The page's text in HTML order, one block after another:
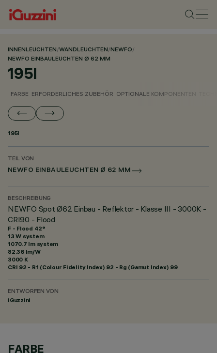
INNENLEUCHTEN/WANDLEUCHTEN/NEWFO/
NEWFO EINBAULEUCHTEN Ø 62 MM
195I
FARBE ERFORDERLICHES ZUBEHÖR OPTIONALE KOMPONENTEN
195I
TEIL VON
NEWFO EINBAULEUCHTEN Ø 62 MM
BESCHREIBUNG
NEWFO Spot Ø62 Einbau - Reflektor - Klasse III - 3000K -
CRI90 - Flood
F - Flood 42°
13 W system
1070.7 lm system
82.36 lm/W
3000 K
CRI 92 - Rf (Colour Fidelity Index) 92 - Rg (Gamut Index) 99
ENTWORFEN VON
iGuzzini
FARBE